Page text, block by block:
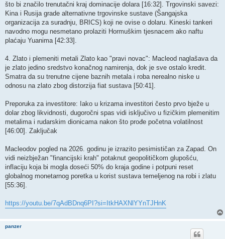
što bi značilo trenutačni kraj dominacije dolara [16:32]. ​Trgovinski savezi:
Kina i Rusija grade alternativne trgovinske sustave (Šangajska
organizacija za suradnju, BRICS) koji ne ovise o dolaru. Kineski tankeri
navodno mogu nesmetano prolaziti Hormuškim tjesnacem ako naftu
plaćaju Yuanima [42:33].
​4. Zlato i plemeniti metali ​Zlato kao "pravi novac": Macleod naglašava da
je zlato jedino sredstvo konačnog namirenja, dok je sve ostalo kredit.
Smatra da su trenutne cijene baznih metala i roba nerealno niske u
odnosu na zlato zbog distorzija fiat sustava [50:41]. ​
Preporuka za investitore: Iako u krizama investitori često prvo bježe u
dolar zbog likvidnosti, dugoročni spas vidi isključivo u fizičkim plemenitim
metalima i rudarskim dionicama nakon što prođe početna volatilnost
[46:00]. ​Zaključak
​Macleodov pogled na 2026. godinu je izrazito pesimističan za Zapad. On
vidi neizbježan "financijski krah" potaknut geopolitičkom glupošću,
inflaciju koja bi mogla doseći 50% do kraja godine i potpuni reset
globalnog monetarnog poretka u korist sustava temeljenog na robi i zlatu
[55:36].
https://youtu.be/7qAdBDnq6PI?si=ItkHAXNlYYnTJHnK
panzer